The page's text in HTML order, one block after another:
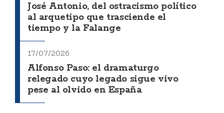
José Antonio, del ostracismo político
al arquetipo que trasciende el
tiempo y la Falange
17/07/2026
Alfonso Paso: el dramaturgo
relegado cuyo legado sigue vivo
pese al olvido en España